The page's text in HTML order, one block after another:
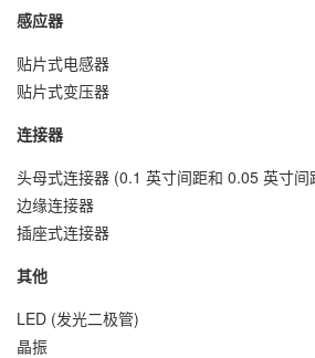
感应器
贴片式电感器
贴片式变压器
连接器
头母式连接器 (0.1 英寸间距和 0.05 英寸间
边缘连接器
插座式连接器
其他
LED (发光二极管)
晶振